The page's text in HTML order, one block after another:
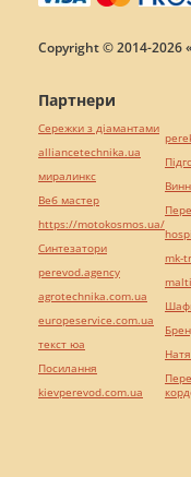
Copyright © 2014-2026
Партнери
Сережки з діамантами
alliancetechnika.ua
миралинкс
Веб мастер
https://motokosmos.ua/
Синтезатори
perevod.agency
agrotechnika.com.ua
europeservice.com.ua
текст юа
Посилання
kievperevod.com.ua
mk-